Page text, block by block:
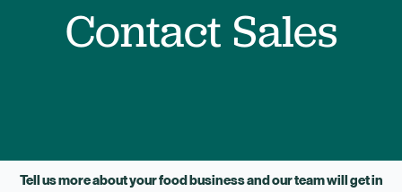
Contact Sales
Tell us more about your food business and our team will get in